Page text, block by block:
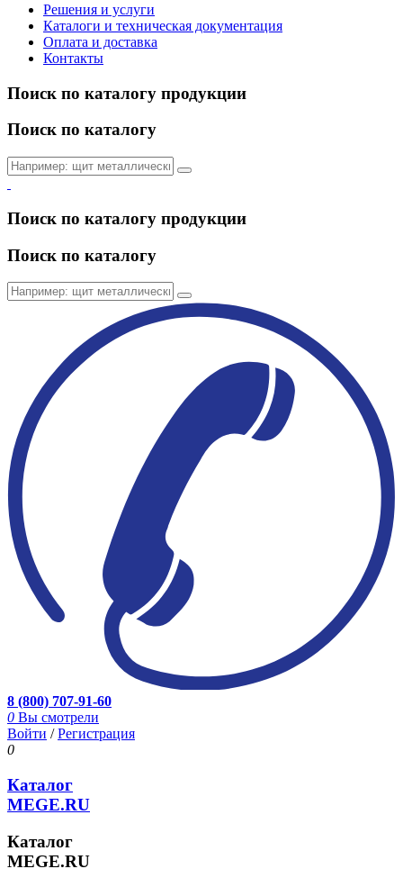
Решения и услуги
Каталоги и техническая документация
Оплата и доставка
Контакты
Поиск по каталогу продукции
Поиск по каталогу
Поиск по каталогу продукции
Поиск по каталогу
8 (800) 707-91-60
0 Вы смотрели
Войти /Регистрация
0
Каталог
MEGE.RU
Каталог
MEGE.RU